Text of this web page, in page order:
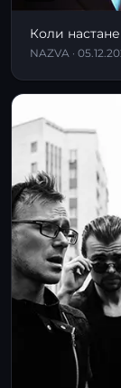
Коли
NAZVA ·